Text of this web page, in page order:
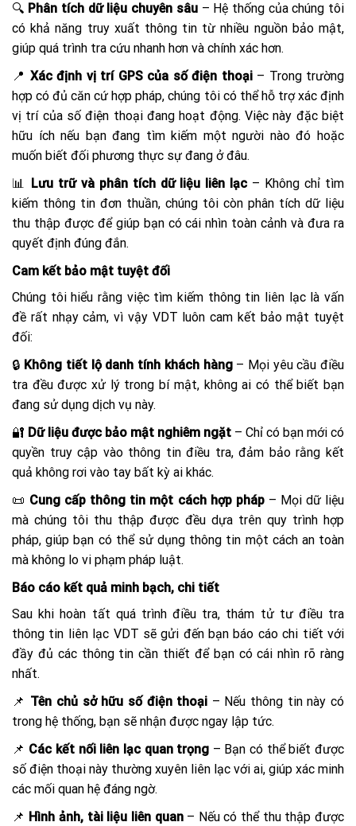
🔍 Phân tích dữ liệu chuyên sâu– Hệ thống của chúng tôi
có khả năng truy xuất thông tin từ nhiều nguồn bảo mật,
giúp quá trình tra cứu nhanh hơn và chính xác hơn.
📍 Xác định vị trí GPS của số điện thoại– Trong trường
hợp có đủ căn cứ hợp pháp, chúng tôi có thể hỗ trợ xác định
vị trí của số điện thoại đang hoạt động. Việc này đặc biệt
hữu ích nếu bạn đang tìm kiếm một người nào đó hoặc
muốn biết đối phương thực sự đang ở đâu.
📊 Lưu trữ và phân tích dữ liệu liên lạc – Không chỉ tìm
kiếm thông tin đơn thuần, chúng tôi còn phân tích dữ liệu
thu thập được để giúp bạn có cái nhìn toàn cảnh và đưa ra
quyết định đúng đắn.
Cam kết bảo mật tuyệt đối
Chúng tôi hiểu rằng việc tìm kiếm thông tin liên lạc là vấn
đề rất nhạy cảm, vì vậy VDT luôn cam kết bảo mật tuyệt
đối:
🔒 Không tiết lộ danh tính khách hàng– Mọi yêu cầu điều
tra đều được xử lý trong bí mật, không ai có thể biết bạn
đang sử dụng dịch vụ này.
🔐 Dữ liệu được bảo mật nghiêm ngặt – Chỉ có bạn mới có
quyền truy cập vào thông tin điều tra, đảm bảo rằng kết
quả không rơi vào tay bất kỳ ai khác.
📜 Cung cấp thông tin một cách hợp pháp– Mọi dữ liệu
mà chúng tôi thu thập được đều dựa trên quy trình hợp
pháp, giúp bạn có thể sử dụng thông tin một cách an toàn
mà không lo vi phạm pháp luật.
Báo cáo kết quả minh bạch, chi tiết
Sau khi hoàn tất quá trình điều tra, thám tử tư điều tra
thông tin liên lạc VDT sẽ gửi đến bạn báo cáo chi tiết với
đầy đủ các thông tin cần thiết để bạn có cái nhìn rõ ràng
nhất.
📌 Tên chủ sở hữu số điện thoại – Nếu thông tin này có
trong hệ thống, bạn sẽ nhận được ngay lập tức.
📌 Các kết nối liên lạc quan trọng – Bạn có thể biết được
số điện thoại này thường xuyên liên lạc với ai, giúp xác minh
các mối quan hệ đáng ngờ.
📌 Hình ảnh, tài liệu liên quan– Nếu có thể thu thập được